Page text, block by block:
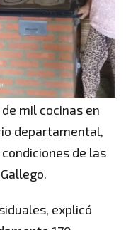
mil cocinas en
departamental,
de las
explicó